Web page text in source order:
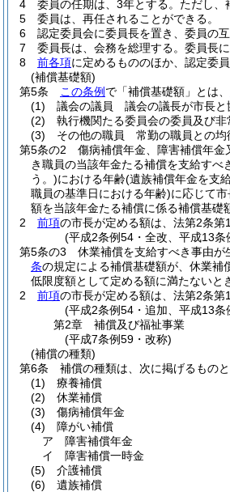
4
委員の任期は、3年とする。 ただし、
5
委員は、再任されることができる。
6
認定委員会に委員長を置き、委員の
7
委員長は、会務を総理する。 委員長
8
前各項に定めるもののほか、認定委
(補償基礎額)
第5条
この条例 で「補償基礎額」とは、
(1)
議会の議員 議会の議長が市長と
(2)
執行機関たる委員会の委員及び
(3)
その他の職員 常勤の職員との均
第5条の2
傷病補償年金、障害補償年金
き職員の当該年金たる補償を支給すべ
う。)における年齢(遺族補償年金を支
職員の基準日における年齢)に応じて
額を当該年金たる補償に係る補償基礎
2
前項の市長が定める額は、法第2条第
(平成2条例54・全改、平成13条
第5条の3
休業補償を支給すべき事由
条の規定による補償基礎額が、休業補
低限度額として定める額に満たないと
2
前項の市長が定める額は、法第2条第
(平成2条例54・追加、平成13条
第2章
補償及び福祉事業
(平成7条例59・改称)
(補償の種類)
第6条
補償の種類は、次に掲げるものと
(1)
療養補償
(2)
休業補償
(3)
傷病補償年金
(4)
障がい補償
ア
障害補償年金
イ
障害補償一時金
(5)
介護補償
(6)
遺族補償